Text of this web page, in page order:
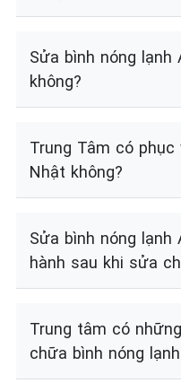
Sửa bình nóng lạnh
không?
Trung Tâm có phục
Nhật không?
Sửa bình nóng
hành sau khi sửa
Trung tâm có
chữa bình nóng